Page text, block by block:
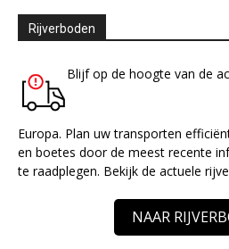
Rijverboden
Blijf op de hoogte van de
Europa. Plan uw transporten
en boetes door de meest recente
te raadplegen. Bekijk de actuele
NAAR